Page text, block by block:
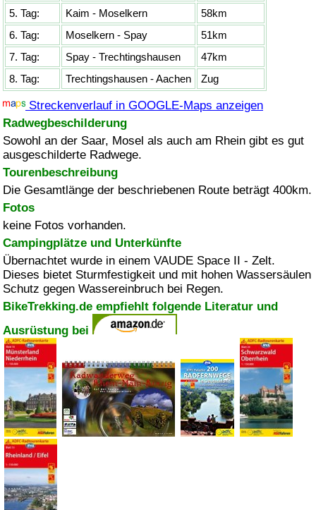
5. Tag:
Kaim - Moselkern
58km
6. Tag:
Moselkern - Spay
51km
7. Tag:
Spay - Trechtingshausen
47km
8. Tag:
Trechtingshausen - Aachen Zug
Streckenverlauf in GOOGLE-Maps anzeigen
Radwegbeschilderung
Sowohl an der Saar, Mosel als auch am Rhein gibt es gut
ausgeschilderte Radwege.
Tourenbeschreibung
Die Gesamtlänge der beschriebenen Route beträgt 400km.
Fotos
keine Fotos vorhanden.
Campingplätze und Unterkünfte
Übernachtet wurde in einem VAUDE Space II - Zelt.
Dieses bietet Sturmfestigkeit und mit hohen Wassersäulen
Schutz gegen Wassereinbruch bei Regen.
BikeTrekking.de empfiehlt folgende Literatur und
Ausrüstung bei